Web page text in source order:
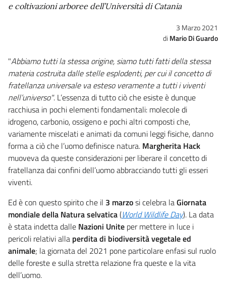
e coltivazioni arboree dell’Università di Catania
3 Marzo 2021
Mario Di Guardo
"Abbiamo tutti la stessa origine, siamo tutti fatti della stessa
materia costruita dalle stelle esplodenti, per cui il concetto di
fratellanza universale va esteso veramente a tutti i viventi
nell’universo". L’essenza di tutto ciò che esiste è dunque
racchiusa in pochi elementi fondamentali: molecole di
idrogeno, carbonio, ossigeno e pochi altri composti che,
variamente miscelati e animati da comuni leggi fisiche, danno
forma a ciò che l’uomo definisce natura. Margherita Hack
muoveva da queste considerazioni per liberare il concetto di
fratellanza dai confini dell’uomo abbracciando tutti gli esseri
viventi.
Ed è con questo spirito che il 3 marzosi celebra laGiornata
mondiale della Natura selvatica(World Wildlife Day). La data
è stata indetta dalle Nazioni Unite per mettere in luce i
pericoli relativi alla perdita di biodiversità vegetale ed
animale; la giornata del 2021 pone particolare enfasi sul ruolo
delle foreste e sulla stretta relazione fra queste e la vita
dell’uomo.